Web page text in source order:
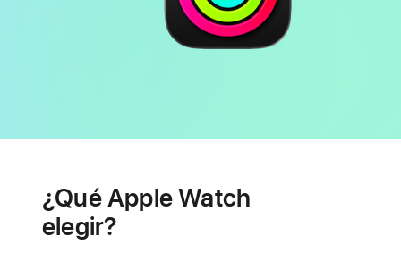
cardiaca
¿Qué Apple Watch
elegir?